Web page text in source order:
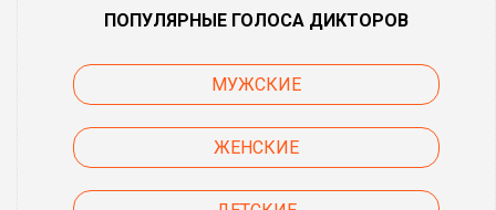
ПОПУЛЯРНЫЕ ГОЛОСА ДИКТОРОВ
МУЖСКИЕ
ЖЕНСКИЕ